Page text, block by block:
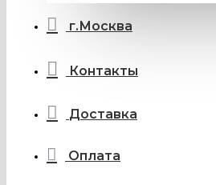
г.Москва
Контакты
Доставка
Оплата